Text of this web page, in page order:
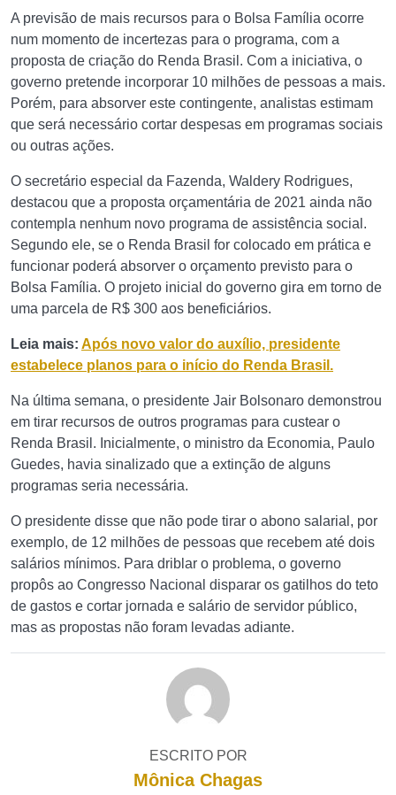
A previsão de mais recursos para o Bolsa Família ocorre
num momento de incertezas para o programa, com a
proposta de criação do Renda Brasil. Com a iniciativa, o
governo pretende incorporar 10 milhões de pessoas a mais.
Porém, para absorver este contingente, analistas estimam
que será necessário cortar despesas em programas sociais
ou outras ações.
O secretário especial da Fazenda, Waldery Rodrigues,
destacou que a proposta orçamentária de 2021 ainda não
contempla nenhum novo programa de assistência social.
Segundo ele, se o Renda Brasil for colocado em prática e
funcionar poderá absorver o orçamento previsto para o
Bolsa Família. O projeto inicial do governo gira em torno de
uma parcela de R$ 300 aos beneficiários.
Leia mais: Após novo valor do auxílio, presidente
estabelece planos para o início do Renda Brasil.
Na última semana, o presidente Jair Bolsonaro demonstrou
em tirar recursos de outros programas para custear o
Renda Brasil. Inicialmente, o ministro da Economia, Paulo
Guedes, havia sinalizado que a extinção de alguns
programas seria necessária.
O presidente disse que não pode tirar o abono salarial, por
exemplo, de 12 milhões de pessoas que recebem até dois
salários mínimos. Para driblar o problema, o governo
propôs ao Congresso Nacional disparar os gatilhos do teto
de gastos e cortar jornada e salário de servidor público,
mas as propostas não foram levadas adiante.
ESCRITO POR
Mônica Chagas